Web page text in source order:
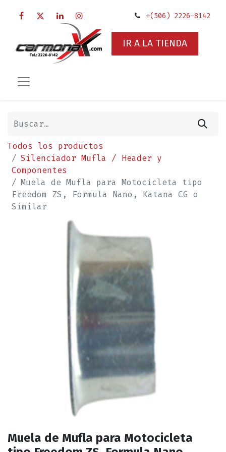
+(506) 2226-8142
IR A LA TIENDA
Todos los productos
Silenciador Mufla / Header y
Componentes
Muela de Mufla para Motocicleta tipo
Freedom ZS, Formula Nano, Katana CG o
Similar
Muela de Mufla para Motocicleta